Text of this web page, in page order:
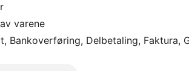
varene
Bankoverføring, Delbetaling, Faktura,